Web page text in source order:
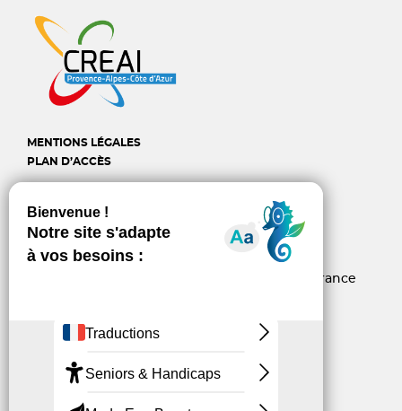
MENTIONS LÉGALES
PLAN D’ACCÈS
CREAI Provence-Alpes-
Côte d'Azur
6, rue d’Arcole - 13006 Marseille - France
Linkedin